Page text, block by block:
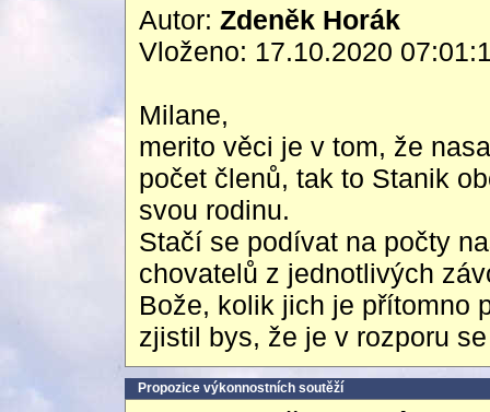
Autor: Zdeněk Horák
Vloženo: 17.10.2020
Milane,
merito věci je v tom, že
počet členů, tak to Stanik
svou rodinu.
Stačí se podívat na počty
chovatelů z jednotlivých
Bože, kolik jich je přítomno
zjistil bys, že je v rozporu
Propozice výkonnostních soutěží